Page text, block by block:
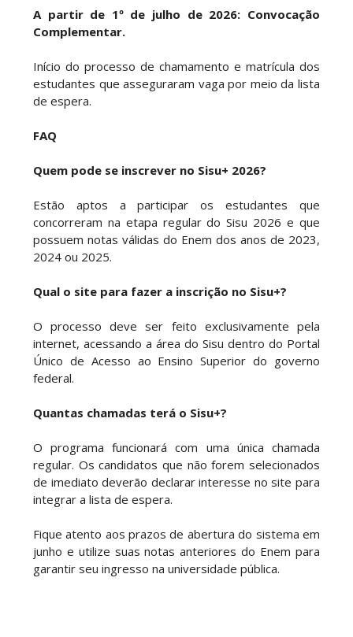
A partir de 1º de julho de 2026: Convocação
Complementar.
Início do processo de chamamento e matrícula dos
estudantes que asseguraram vaga por meio da lista
de espera.
FAQ
Quem pode se inscrever no Sisu+ 2026?
Estão aptos a participar os estudantes que
concorreram na etapa regular do Sisu 2026 e que
possuem notas válidas do Enem dos anos de 2023,
2024 ou 2025.
Qual o site para fazer a inscrição no Sisu+?
O processo deve ser feito exclusivamente pela
internet, acessando a área do Sisu dentro do Portal
Único de Acesso ao Ensino Superior do governo
federal.
Quantas chamadas terá o Sisu+?
O programa funcionará com uma única chamada
regular. Os candidatos que não forem selecionados
de imediato deverão declarar interesse no site para
integrar a lista de espera.
Fique atento aos prazos de abertura do sistema em
junho e utilize suas notas anteriores do Enem para
garantir seu ingresso na universidade pública.